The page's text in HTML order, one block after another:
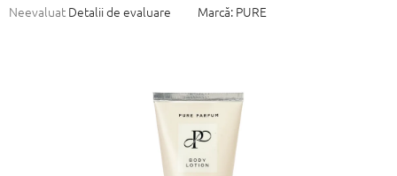
Evaluarea
Neevaluat Detalii de evaluare Marcă: PURE